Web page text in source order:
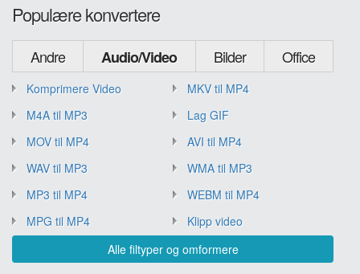
Populære konvertere
Andre Audio/Video Bilder Office
Komprimere Video
MKV til MP4
M4A til MP3
Lag GIF
MOV til MP4
AVI til MP4
WAV til MP3
WMA til MP3
MP3 til MP4
WEBM til MP4
MPG til MP4
Klipp video
Alle filtyper og omformere